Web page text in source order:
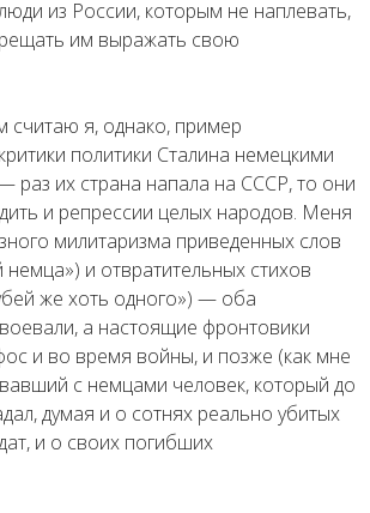
из России, которым не наплевать,
им выражать свою
считаю я, однако, пример
политики Сталина немецкими
раз их страна напала на СССР, то они
и репрессии целых народов. Меня
милитаризма приведенных слов
немца») и отвратительных стихов
же хоть одного») — оба
а настоящие фронтовики
и во время войны, и позже (как мне
с немцами человек, который до
думая и о сотнях реально убитых
и о своих погибших